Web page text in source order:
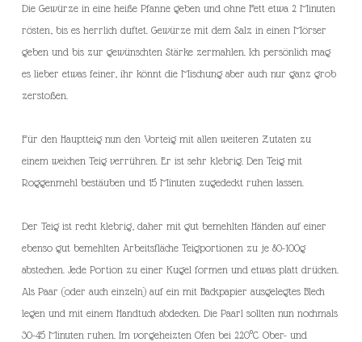
Die Gewürze in eine heiße Pfanne geben und ohne Fett etwa 2 Minuten
rösten, bis es herrlich duftet. Gewürze mit dem Salz in einen Mörser
geben und bis zur gewünschten Stärke zermahlen. Ich persönlich mag
es lieber etwas feiner, ihr könnt die Mischung aber auch nur ganz grob
zerstoßen.
Für den Hauptteig nun den Vorteig mit allen weiteren Zutaten zu
einem weichen Teig verrühren. Er ist sehr klebrig. Den Teig mit
Roggenmehl bestäuben und 15 Minuten zugedeckt ruhen lassen.
Der Teig ist recht klebrig, daher mit gut bemehlten Händen auf einer
ebenso gut bemehlten Arbeitsfläche Teigportionen zu je 80-100g
abstechen. Jede Portion zu einer Kugel formen und etwas platt drücken.
Als Paar (oder auch einzeln) auf ein mit Backpapier ausgelegtes Blech
legen und mit einem Handtuch abdecken. Die Paarl sollten nun nochmals
30-45 Minuten ruhen. Im vorgeheizten Ofen bei 220°C Ober- und